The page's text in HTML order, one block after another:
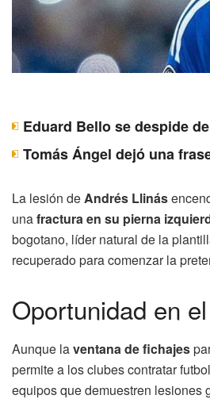
Eduard Bello se despide
Tomás Ángel dejó una
La lesión deAndrés Llinás
unafractura en su pierna
bogotano, líder natural de la
recuperado para comenzar la
Oportunidad en
Aunque laventana de fichajes
permite a los clubes contratar
equipos que demuestren lesiones